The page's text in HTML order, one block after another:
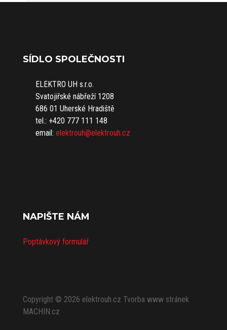
SÍDLO SPOLEČNOSTI
ELEKTRO UH s.r.o.
Svatojiřské nábřeží 1208
686 01 Uherské Hradiště
tel.: +420 777 111 148
email: elektrouh@elektrouh.cz
NAPIŠTE NÁM
Poptávkový formulář
Copyright © 2026 elektrouh.cz Tvorba www stránek
MACHIN.cz